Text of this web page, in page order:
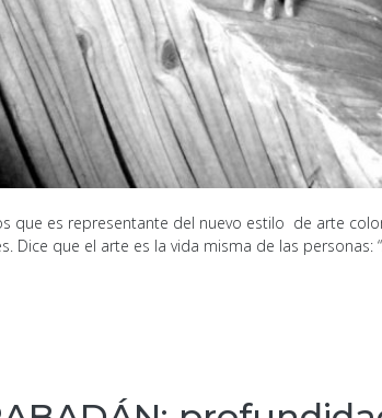
que es representante del nuevo estilo de arte
que el arte es la vida misma de las personas: